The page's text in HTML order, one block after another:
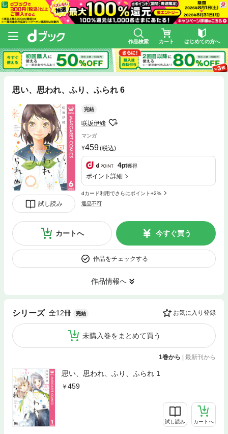
作品検索 カート はじめての方へ
思い、思われ、ふり、ふられ 6
試し読み
完結
咲坂伊緒
マンガ
459(税込)
4pt獲得
ポイント詳細
dカード利用でさらにポイント+2%
返品不可
カートへ 今すぐ買う
作品をチェックする
作品情報へ
シリーズ 全12冊 完結 お気に入り登録
未購入巻をまとめて買う
1巻から 最新刊から
思い、思われ、ふり、ふられ 1
459
試し読み カートへ